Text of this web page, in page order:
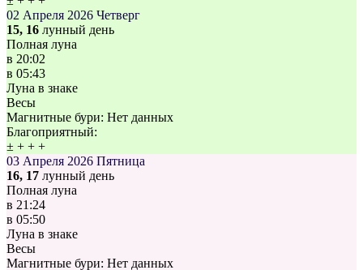
02 Апреля 2026 Четверг
15, 16 лунный день
Полная луна
в 20:02
в 05:43
Луна в знаке
Весы
Магнитные бури: Нет данных
Благоприятный:
± + + +
03 Апреля 2026 Пятница
16, 17 лунный день
Полная луна
в 21:24
в 05:50
Луна в знаке
Весы
Магнитные бури: Нет данных